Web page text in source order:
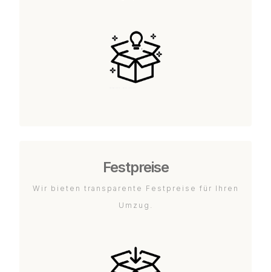
Festpreise
Wir bieten transparente Festpreise für Ihren
Umzug.